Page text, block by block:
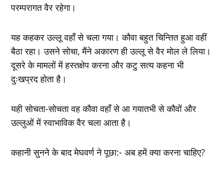
परम्परागत वैर रहेगा।
यह कहकर उल्लू वहाँ से चला गया। कौवा बहुत चिन्तित हुआ वहीं
बैठा रहा। उसने सोचा, मैंने अकारण ही उल्लू से वैर मोल ले लिया।
दूसरे के मामलों में हस्तक्षेप करना और कटु सत्य कहना भी
दुःखप्रद होता है।
यही सोचता-सोचता वह कौवा वहाँ से आ गयातभी से कौवों और
उल्लुओं में स्वाभाविक वैर चला आता है।
कहानी सुनने के बाद मेघवर्ण ने पूछा:- अब हमें क्या करना चाहिए?